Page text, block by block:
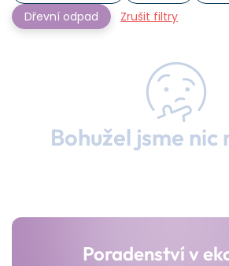
Dřevní odpad
Zrušit filtry
Bohužel jsme nic
Poradenství v